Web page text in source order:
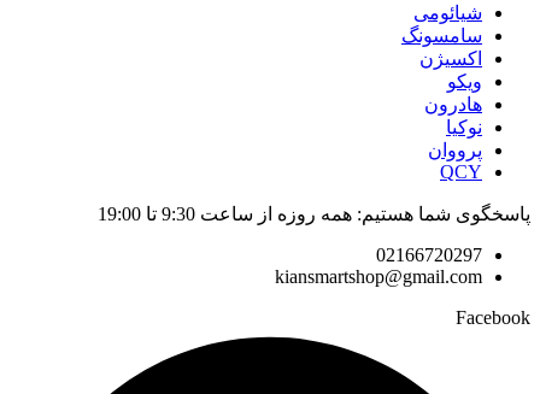
شیائومی
سامسونگ
اکسیژن
ویکو
هادرون
نوکیا
پرووان
QCY
پاسخگوی شما هستیم: همه روزه از ساعت 9:30 تا 19:00
02166720297
kiansmartshop@gmail.com
Facebook